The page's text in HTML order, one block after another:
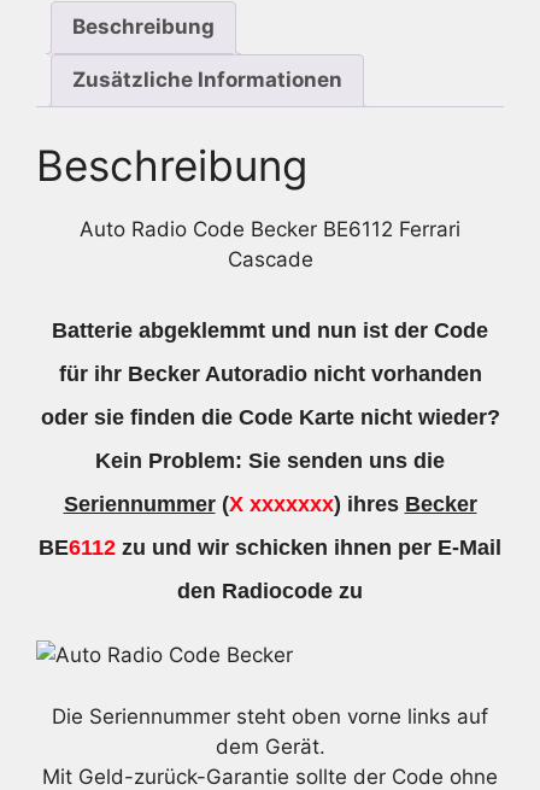
Menge
Beschreibung
Zusätzliche Informationen
Beschreibung
Auto Radio Code Becker BE6112 Ferrari
Cascade
Batterie abgeklemmt und nun ist der Code
für ihr Becker Autoradio nicht vorhanden
oder sie finden die Code Karte nicht wieder?
Kein Problem: Sie senden uns die
Seriennummer(X xxxxxxx) ihres Becker
BE6112 zu und wir schicken ihnen per E-Mail
den Radiocode zu
Die Seriennummer steht oben vorne links auf
dem Gerät.
Mit Geld-zurück-Garantie sollte der Code ohne